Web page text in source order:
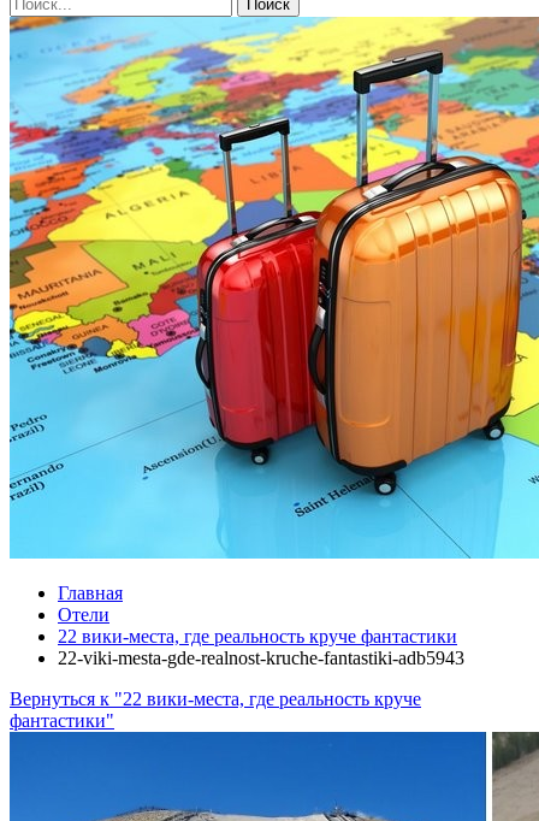
Главная
Отели
22 вики-места, где реальность круче фантастики
22-viki-mesta-gde-realnost-kruche-fantastiki-adb5943
Вернуться к "22 вики-места, где реальность круче
фантастики"